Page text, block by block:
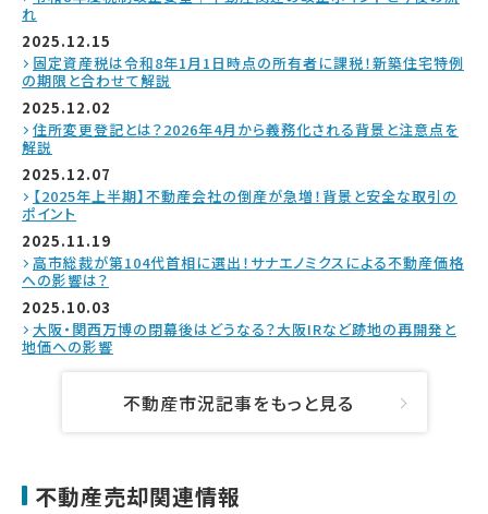
れ
2025.12.15
固定資産税は令和8年1月1日時点の所有者に課税！新築住宅特例
の期限と合わせて解説
2025.12.02
住所変更登記とは？2026年4月から義務化される背景と注意点を
解説
2025.12.07
【2025年上半期】不動産会社の倒産が急増！背景と安全な取引の
ポイント
2025.11.19
高市総裁が第104代首相に選出！サナエノミクスによる不動産価格
への影響は？
2025.10.03
大阪・関西万博の閉幕後はどうなる？大阪IRなど跡地の再開発と
地価への影響
不動産市況記事をもっと見る
不動産売却関連情報